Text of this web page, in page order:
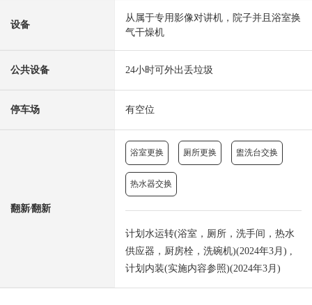
设备
从属于专用影像对讲机，院子并且浴室换
气干燥机
公共设备 24小时可外出丢垃圾
停车场 有空位
翻新⁄翻新
浴室更换 厕所更换 盥洗台交换
热水器交换
计划水运转(浴室，厕所，洗手间，热水
供应器，厨房栓，洗碗机)(2024年3月) ,
计划内装(实施内容参照)(2024年3月)